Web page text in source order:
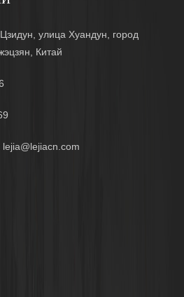
улица Хуандун, город
Китай
lejia@lejiacn.com